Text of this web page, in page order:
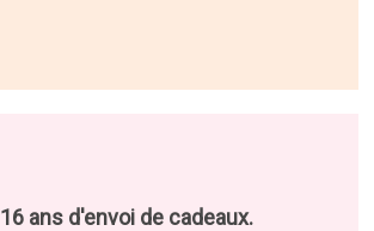
16 ans d'envoi de cadeaux.